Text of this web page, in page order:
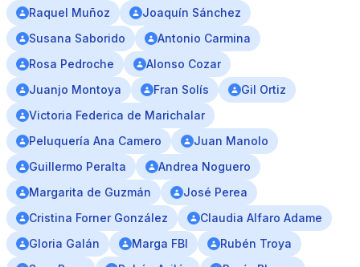
Raquel Muñoz
Joaquín Sánchez
Susana Saborido
Antonio Carmina
Rosa Pedroche
Alonso Cozar
Juanjo Montoya
Fran Solís
Gil Ortiz
Victoria Federica de Marichalar
Peluquería Ana Camero
Juan Manolo
Guillermo Peralta
Andrea Noguero
Margarita de Guzmán
José Perea
Cristina Forner González
Claudia Alfaro Adame
Gloria Galán
Marga FBI
Rubén Troya